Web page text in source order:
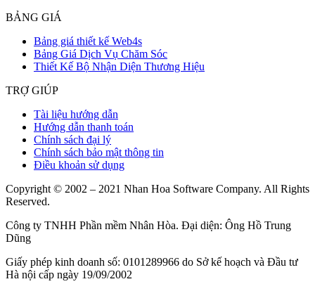
BẢNG GIÁ
Bảng giá thiết kế Web4s
Bảng Giá Dịch Vụ Chăm Sóc
Thiết Kế Bộ Nhận Diện Thương Hiệu
TRỢ GIÚP
Tài liệu hướng dẫn
Hướng dẫn thanh toán
Chính sách đại lý
Chính sách bảo mật thông tin
Điều khoản sử dụng
Copyright © 2002 – 2021 Nhan Hoa Software Company. All Rights
Reserved.
Công ty TNHH Phần mềm Nhân Hòa. Đại diện: Ông Hồ Trung
Dũng
Giấy phép kinh doanh số: 0101289966 do Sở kế hoạch và Đầu tư
Hà nội cấp ngày 19/09/2002